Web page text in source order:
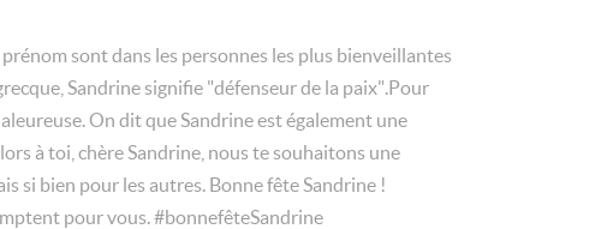
sont dans les personnes les plus bienveillantes
Sandrine signifie "défenseur de la paix".Pour
On dit que Sandrine est également une
à toi, chère Sandrine, nous te souhaitons une
si bien pour les autres. Bonne fête Sandrine !
pour vous. #bonnefêteSandrine